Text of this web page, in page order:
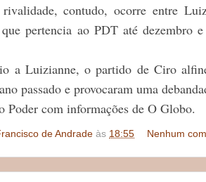
contudo, ocorre entre
pertencia ao PDT até dezembro
a Luizianne, o partido de Ciro
passado e provocaram uma
Poder com informações de O Globo.
de Andrade às 18:55 Nenhum